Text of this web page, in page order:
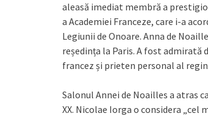
aleasă imediat membră a
a Academiei Franceze, care i-a
Legiunii de Onoare. Anna de
reședința la Paris. A fost
francez și prieten personal al
Salonul Annei de Noailles a atras
XX. Nicolae Iorga o considera